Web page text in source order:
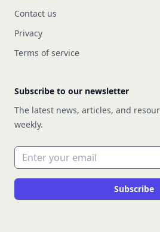
Contact us
Privacy
Terms of service
Subscribe to our newsletter
The latest news, articles, and
weekly.
Email address
Subscribe